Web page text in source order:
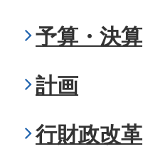
予算・決算
計画
行財政改革